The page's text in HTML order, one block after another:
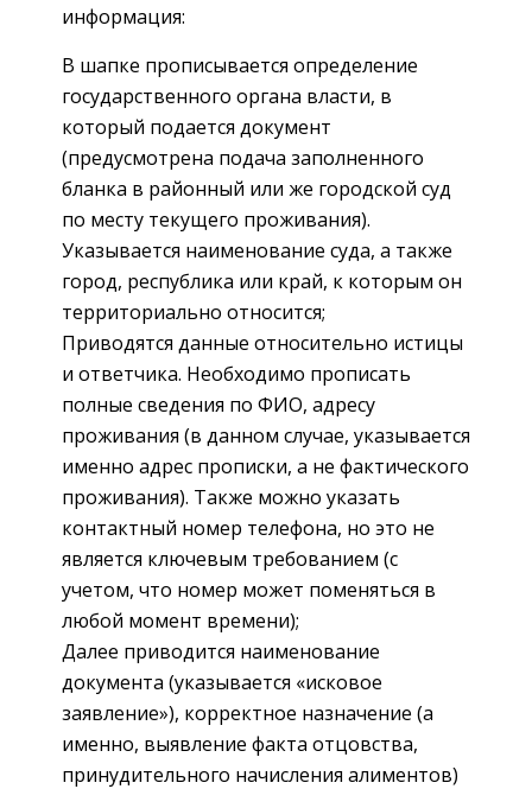
информация:
В шапке прописывается определение
государственного органа власти, в
который подается документ
(предусмотрена подача заполненного
бланка в районный или же городской суд
по месту текущего проживания).
Указывается наименование суда, а также
город, республика или край, к которым он
территориально относится;
Приводятся данные относительно истицы
и ответчика. Необходимо прописать
полные сведения по ФИО, адресу
проживания (в данном случае, указывается
именно адрес прописки, а не фактического
проживания). Также можно указать
контактный номер телефона, но это не
является ключевым требованием (с
учетом, что номер может поменяться в
любой момент времени);
Далее приводится наименование
документа (указывается «исковое
заявление»), корректное назначение (а
именно, выявление факта отцовства,
принудительного начисления алиментов)